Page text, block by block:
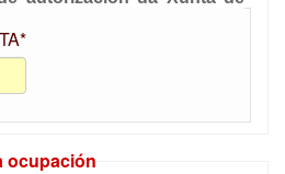
ocupación